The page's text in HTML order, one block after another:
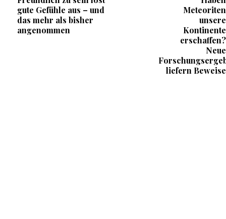
gute Gefühle aus – und
das mehr als bisher
angenommen
Meteoriten
unsere
Kontinente
erschaffen?
Neue
liefern Beweise